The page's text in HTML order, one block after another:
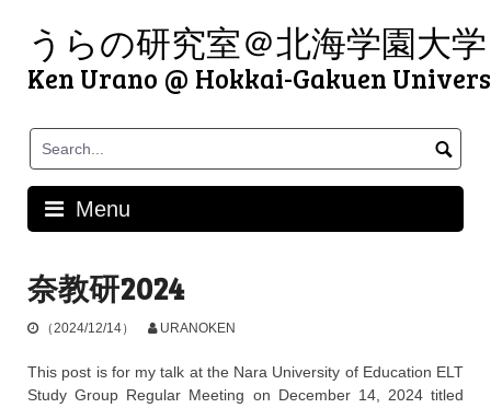
contentうらの研究室＠北海学園大学
Ken Urano @ Hokkai-Gakuen
Menu
奈教研2024
（2024/12/14） URANOKEN
This post is for my talk at the Nara University of Education ELT
Study Group Regular Meeting on December 14, 2024 titled